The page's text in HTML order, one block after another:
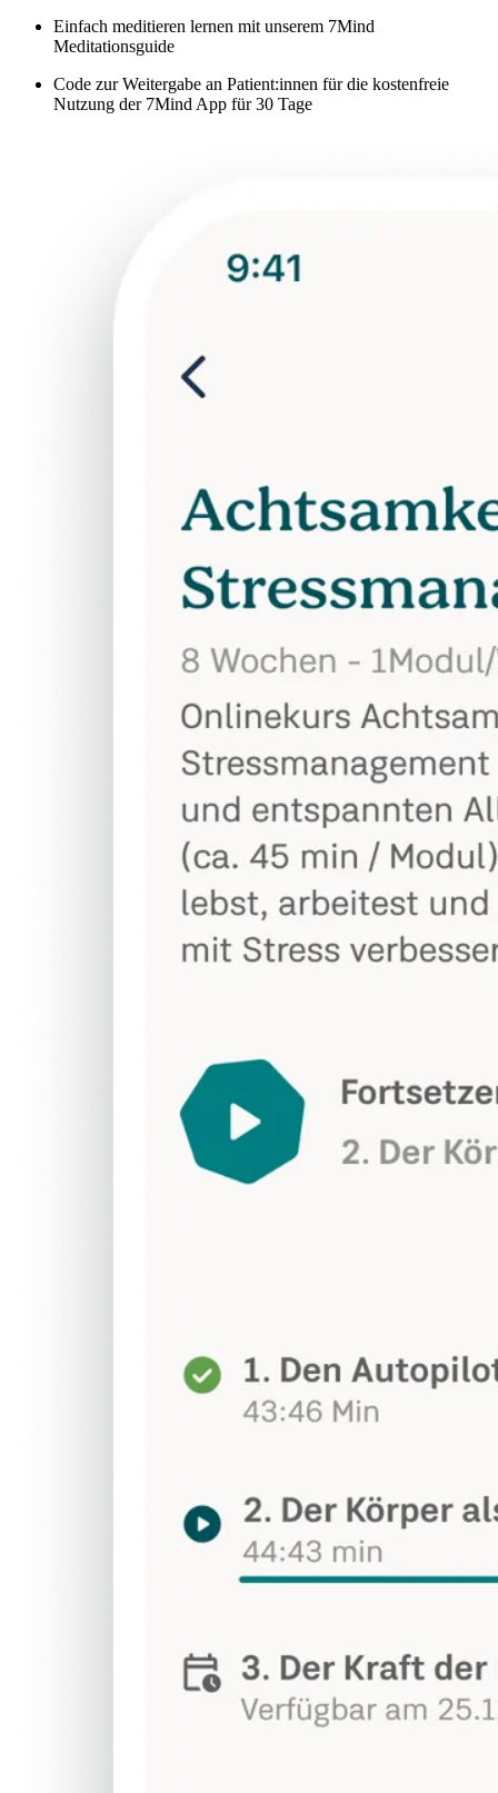
Einfach meditieren lernen mit unserem 7Mind
Meditationsguide
Code zur Weitergabe an Patient:innen für die kostenfreie
Nutzung der 7Mind App für 30 Tage